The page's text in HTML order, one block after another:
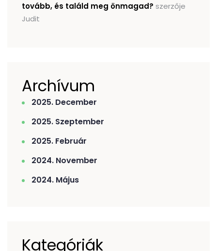
tovább, és találd meg önmagad? szerzője
Judit
Archívum
2025. December
2025. Szeptember
2025. Február
2024. November
2024. Május
Kategóriák